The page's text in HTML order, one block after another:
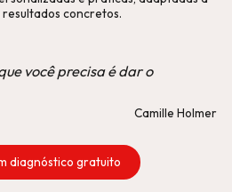
concretos.
você precisa é dar o
Camille Holmer
diagnóstico gratuito